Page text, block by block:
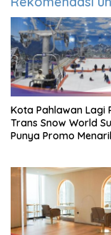
Kota Pahlawan Lagi
Trans Snow World
Punya Promo